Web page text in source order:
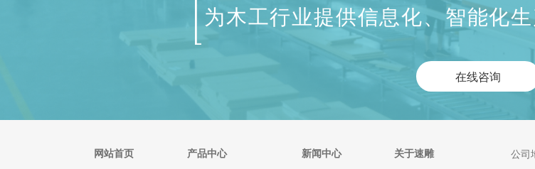
为木工行业提供信息化、智能化
在线咨询
网站首页 产品中心 新闻中心 关于速雕
公司